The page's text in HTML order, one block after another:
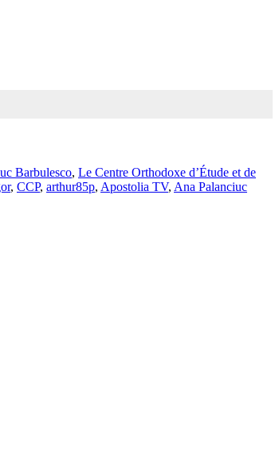
Barbulesco, Le Centre Orthodoxe d’Étude et de
, CCP, arthur85p, Apostolia TV, Ana Palanciuc